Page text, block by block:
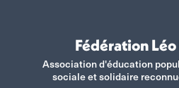
Fédération
Association d'éducation
sociale et solidaire